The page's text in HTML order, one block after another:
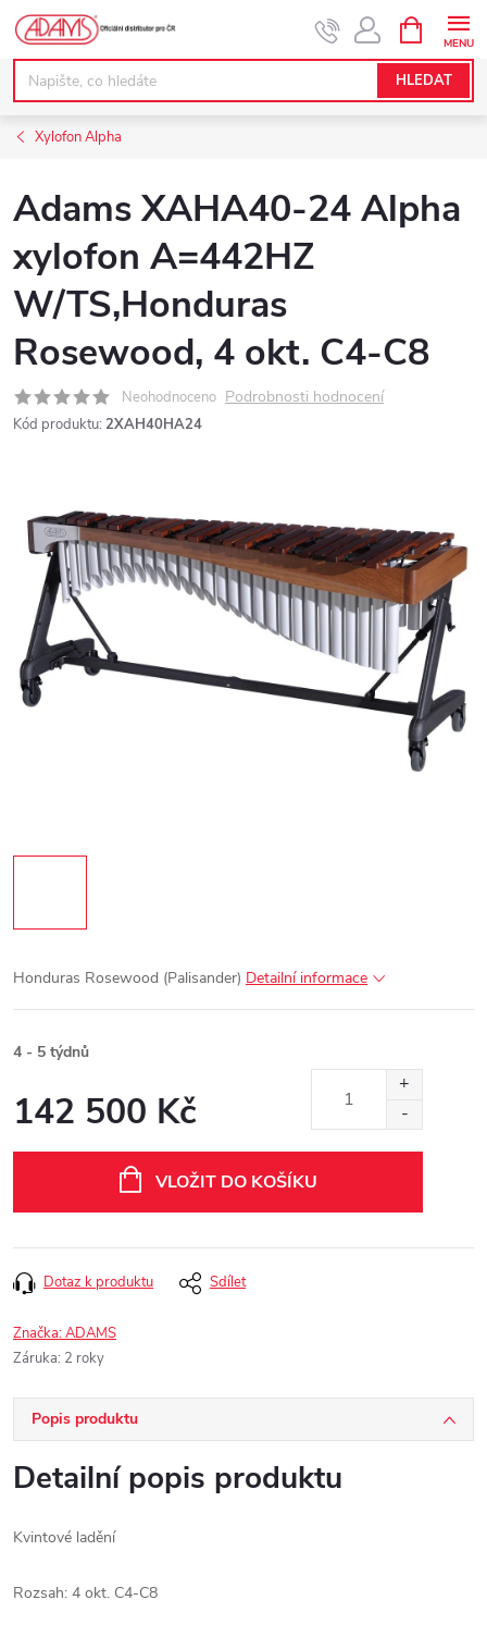
Přejít
obsah
HLEDAT
NÁKUPNÍ
KOŠÍK
Xylofon Alpha
Adams XAHA40-24 Alpha
xylofon A=442HZ
W/TS,Honduras
Rosewood, 4 okt. C4-C8
Neohodnoceno Podrobnosti hodnocení
Kód produktu: 2XAH40HA24
Honduras Rosewood (Palisander) Detailní informace
4 - 5 týdnů
142 500 Kč
VLOŽIT DO KOŠÍKU
Dotaz k produktu Sdílet
Značka:ADAMS
Záruka: 2 roky
Popis produktu
Detailní popis produktu
Kvintové ladění
Rozsah: 4 okt. C4-C8